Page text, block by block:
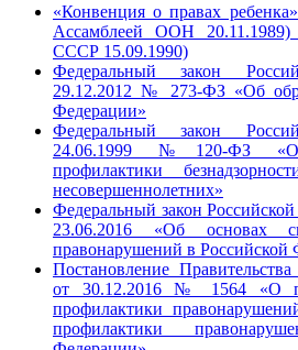
«Конвенция о правах
Ассамблеей ООН
СССР 15.09.1990)
Федеральный закон
29.12.2012 № 273-ФЗ «Об
Федерации»
Федеральный закон
24.06.1999 №120-ФЗ
профилактики
несовершеннолетних»
Федеральный закон
23.06.2016 «Об основах
правонарушений в Российской
Постановление
от 30.12.2016 № 1564 «О
профилактики
профилактики